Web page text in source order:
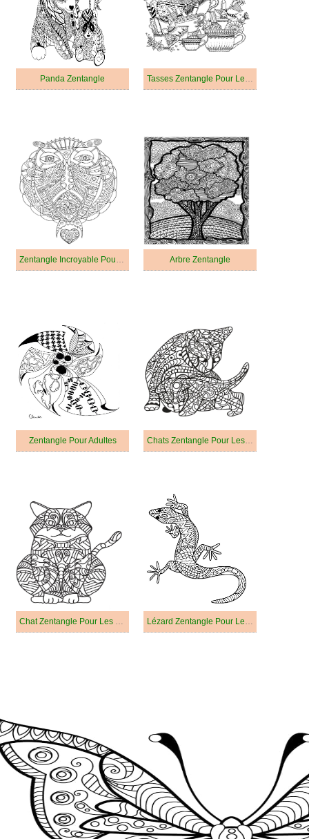
Panda Zentangle Tasses Zentangle Pour Les Enfants
Zentangle Incroyable Pour Les Enfants Arbre Zentangle
Zentangle Pour Adultes Chats Zentangle Pour Les Enfants
Chat Zentangle Pour Les Enfants Lézard Zentangle Pour Les Enfants